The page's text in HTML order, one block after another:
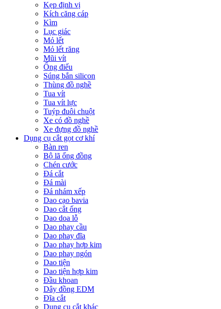
Kẹp định vị
Kích căng cáp
Kìm
Lục giác
Mỏ lết
Mỏ lết răng
Mũi vít
Ống điếu
Súng bắn silicon
Thùng đồ nghề
Tua vít
Tua vít lực
Tuýp đuôi chuột
Xe có đồ nghề
Xe đựng đồ nghề
Dụng cụ cắt gọt cơ khí
Bàn ren
Bộ lã ống đồng
Chén cước
Đá cắt
Đá mài
Đá nhám xếp
Dao cạo bavia
Dao cắt ống
Dao doa lỗ
Dao phay cầu
Dao phay đĩa
Dao phay hợp kim
Dao phay ngón
Dao tiện
Dao tiện hợp kim
Đầu khoan
Dây đồng EDM
Đĩa cắt
Dụng cụ cắt khác